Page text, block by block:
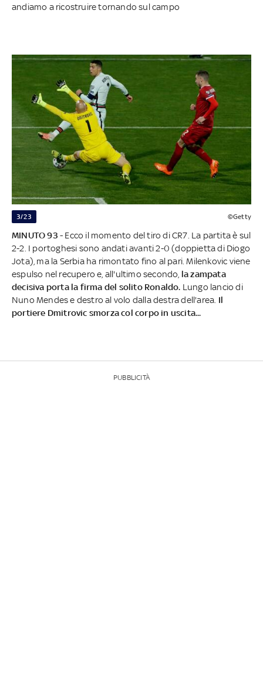
andiamo a ricostruire tornando sul campo
3/23 ©Getty
MINUTO 93 - Ecco il momento del tiro di CR7. La partita è sul
2-2. I portoghesi sono andati avanti 2-0 (doppietta di Diogo
Jota), ma la Serbia ha rimontato fino al pari. Milenkovic viene
espulso nel recupero e, all'ultimo secondo, la zampata
decisiva porta la firma del solito Ronaldo. Lungo lancio di
Nuno Mendes e destro al volo dalla destra dell'area. Il
portiere Dmitrovic smorza col corpo in uscita...
PUBBLICITÀ